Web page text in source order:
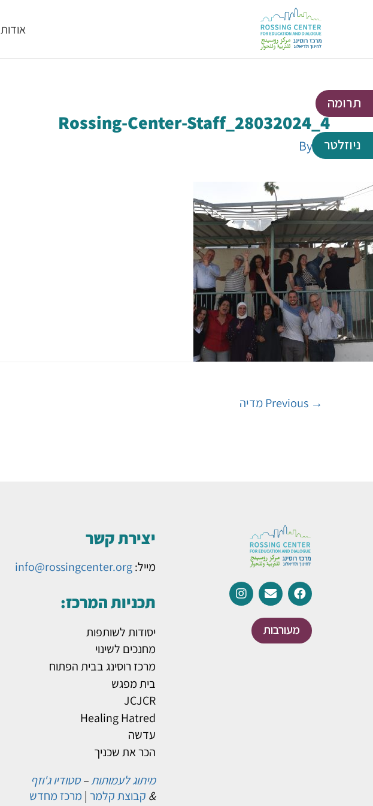
אודות
Rossing-Center-Staff_28032024_4
By Gil
→ Previous מדיה
תרומה
ניוזלטר
מעורבות
יצירת קשר
מייל:info@rossingcenter.org
תכניות המרכז:
יסודות לשותפות
מחנכים לשינוי
מרכז רוסינג בבית הפתוח
בית מפגש
JCJCR
Healing Hatred
עדשה
הכר את שכניך
מיתוג לעמותות–סטודיו ג'וזף
& קבוצת קלמר| מרכז מחדש